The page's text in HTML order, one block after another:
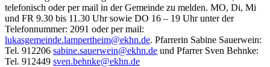
telefonisch oder per mail in der Gemeinde zu melden. MO, Di, Mi
und FR 9.30 bis 11.30 Uhr sowie DO 16 – 19 Uhr unter der
Telefonnummer: 2091 oder per mail:
lukasgemeinde.lampertheim@ekhn.de. Pfarrerin Sabine Sauerwein:
Tel. 912206 sabine.sauerwein@ekhn.de und Pfarrer Sven Behnke:
Tel. 912449 sven.behnke@ekhn.de